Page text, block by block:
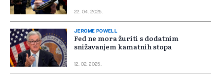
22. 04. 2025.
JEROME POWELL
Fed ne mora žuriti s dodatnim
snižavanjem kamatnih stopa
12. 02. 2025.